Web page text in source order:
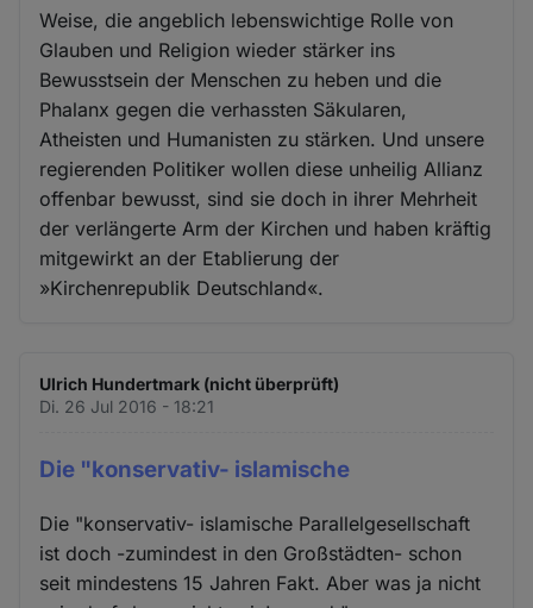
Weise, die angeblich lebenswichtige Rolle von
Glauben und Religion wieder stärker ins
Bewusstsein der Menschen zu heben und die
Phalanx gegen die verhassten Säkularen,
Atheisten und Humanisten zu stärken. Und unsere
regierenden Politiker wollen diese unheilig Allianz
offenbar bewusst, sind sie doch in ihrer Mehrheit
der verlängerte Arm der Kirchen und haben kräftig
mitgewirkt an der Etablierung der
»Kirchenrepublik Deutschland«.
Ulrich Hundertmark (nicht überprüft)
Di. 26 Jul 2016 - 18:21
Die "konservativ- islamische
Die "konservativ- islamische Parallelgesellschaft
ist doch -zumindest in den Großstädten- schon
seit mindestens 15 Jahren Fakt. Aber was ja nicht